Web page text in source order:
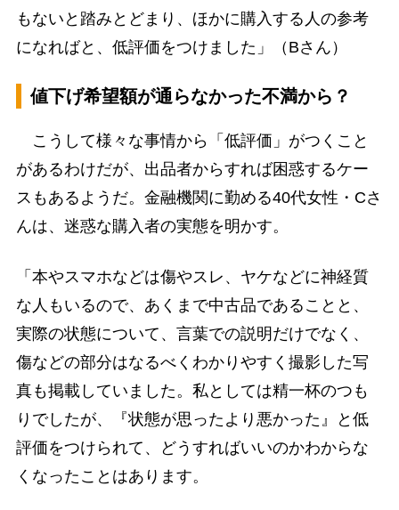
もないと踏みとどまり、ほかに購入する人の参考
になればと、低評価をつけました」（Bさん）
値下げ希望額が通らなかった不満から？
こうして様々な事情から「低評価」がつくこと
があるわけだが、出品者からすれば困惑するケー
スもあるようだ。金融機関に勤める40代女性・Cさ
んは、迷惑な購入者の実態を明かす。
「本やスマホなどは傷やスレ、ヤケなどに神経質
な人もいるので、あくまで中古品であることと、
実際の状態について、言葉での説明だけでなく、
傷などの部分はなるべくわかりやすく撮影した写
真も掲載していました。私としては精一杯のつも
りでしたが、『状態が思ったより悪かった』と低
評価をつけられて、どうすればいいのかわからな
くなったことはあります。